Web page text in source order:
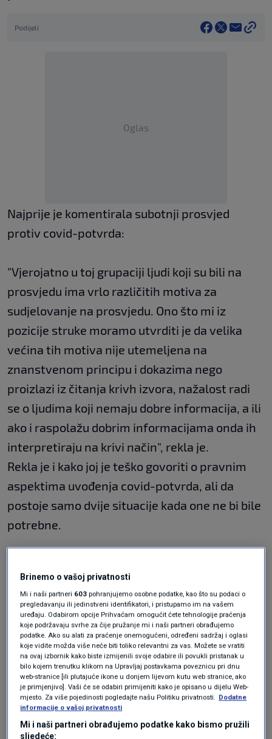
Podijeli
Oglas
Najprije je komentirala subotnji prosvjed
protiv covid-potvrda:
"Vjerojatno u toj grupaciji ljudi koji su bili na
prosvjedu ima vrlo različitih motiva za
sudjelovanje na prosvjedu. Ono što mi iz
pozicije struke moramo utvrditi je da velika
većina tih motiva nije utemeljena na
znanstvenom principu i dokazima nego
proizlazi iz čitanja krivh izvora, nažalost radi
se o ljudima koji nemaju dobre informacija, a ili
ako i raspolažu dobrim informacijama onda ih
interpretiraju na krivi način", rekla je.
Rekla je i kako joj je teško govoriti o pravnim
aspektima uvođenja covid-potvrda, ali da
postoje samo dvije situacije kada one ne bi bile
potrebne.
pandemiju, a druga je bez lockdowna i potvrda i
bila bi moguća kada bi svi bili mladi, ne bi imali
kronične bolesti, a bili bi cijepljeni s tri doze.
Onda bismo mogli reći da nam ne trebaju
covid-potvrde, još uz to kada bi se mogli ne
voziti u autobusu, tramvaju, čekati u redu u
trgovini, onda bi mogli reći da nam ne trebaju",
objašnjava.
Brinemo o vašoj privatnosti
Mi i naši partneri 603 pohranjujemo osobne podatke, kao što su podaci o
pregledavanju ili jedinstveni identifikatori, i pristupamo im na vašem
uređaju. Odabirom opcije Prihvaćam omogućit ćete tehnologije praćenja
koje podržavaju svrhe za čije pružanje mi i naši partneri obrađujemo
podatke. Ako su alati za praćenje onemogućeni, određeni sadržaj i oglasi
koje vidite možda više neće biti toliko relevantni za vas. Možete se vratiti
na ovaj izbornik kako biste izmijenili svoje odabire ili povukli pristanak u
bilo kojem trenutku klikom na Upravljaj postavkama poveznicu pri dnu
web-stranice [ili plutajuće ikone u donjem lijevom kutu web stranice, ako
je primjenjivo]. Vaši će se odabiri primijeniti kako je opisano u dijelu Web-
mjesto. Za više pojedinosti pogledajte našu Politiku privatnosti.
Dodatne
informacije o vašoj privatnosti
Mi i naši partneri obrađujemo podatke kako bismo pružili
sljedeće: